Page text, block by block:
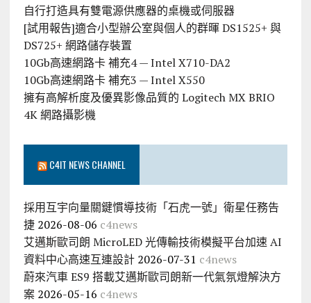
自行打造具有雙電源供應器的桌機或伺服器
[試用報告]適合小型辦公室與個人的群暉 DS1525+ 與
DS725+ 網路儲存裝置
10Gb高速網路卡 補充4 — Intel X710-DA2
10Gb高速網路卡 補充3 — Intel X550
擁有高解析度及優異影像品質的 Logitech MX BRIO
4K 網路攝影機
C4IT NEWS CHANNEL
採用互宇向量關鍵慣導技術「石虎一號」衛星任務告
捷 2026-08-06 c4news
艾邁斯歐司朗 MicroLED 光傳輸技術模擬平台加速 AI
資料中心高速互連設計 2026-07-31 c4news
蔚來汽車 ES9 搭載艾邁斯歐司朗新一代氣氛燈解決方
案 2026-05-16 c4news